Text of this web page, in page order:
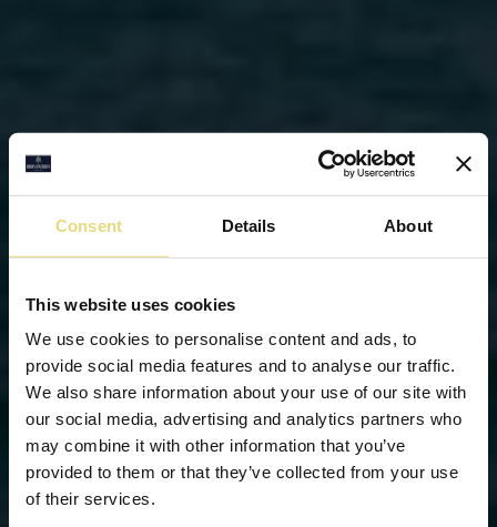
Consent Details About
This website uses cookies
We use cookies to personalise content and ads, to
provide social media features and to analyse our traffic.
We also share information about your use of our site with
our social media, advertising and analytics partners who
may combine it with other information that you’ve
provided to them or that they’ve collected from your use
of their services.